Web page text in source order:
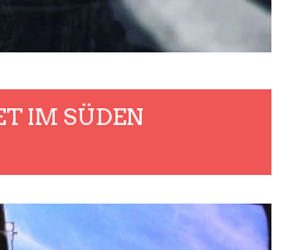
IM SÜDEN